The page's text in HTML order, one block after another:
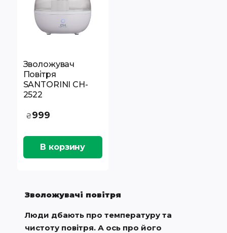
Зволожувач
Повітря
SANTORINI CH-
2522
₴999
В корзину
Зволожувачі повітря
Люди дбають про температуру та
чистоту повітря. А ось про його